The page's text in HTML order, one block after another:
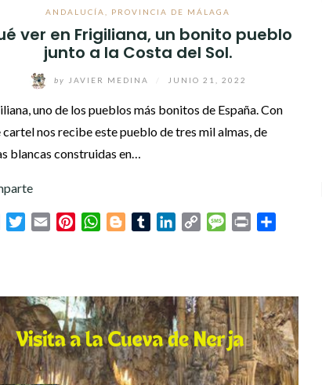
ANDALUCÍA PROVINCIA DE MÁLAGA
ver en Frigiliana, un bonito pueblo
junto a la Costa del Sol.
by JAVIER MEDINA JUNIO 21, 2022
uno de los pueblos más bonitos de España. Con
cartel nos recibe este pueblo de tres mil almas, de
blancas construidas en…
FacebookTwitterEmail PinterestWhatsAppBloggerTumblrLinkedIn
Copy Message
Print